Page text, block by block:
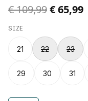
Original price
€ 109,99Current
€ 65,99
SIZE
21 22 23
29 30 31